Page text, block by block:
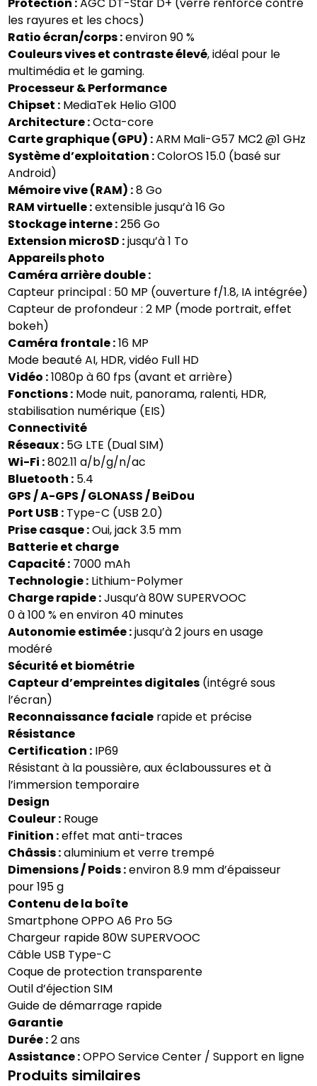
les rayures et les chocs)
Ratio écran/corps :environ 90 %
Couleurs vives et contraste élevé, idéal pour le
multimédia et le gaming.
Processeur & Performance
Chipset : MediaTek Helio G100
Architecture :Octa-core
Carte graphique (GPU) :ARM Mali-G57 MC2 @1 GHz
Système d’exploitation :ColorOS 15.0 (basé sur
Android)
Mémoire vive (RAM) :8 Go
RAM virtuelle :extensible jusqu’à 16 Go
Stockage interne :256 Go
Extension microSD :jusqu’à 1 To
Appareils photo
Caméra arrière double :
Capteur principal : 50 MP (ouverture f/1.8, IA intégrée)
Capteur de profondeur : 2 MP (mode portrait, effet
bokeh)
Caméra frontale :16 MP
Mode beauté AI, HDR, vidéo Full HD
Vidéo :1080p à 60 fps (avant et arrière)
Fonctions : Mode nuit, panorama, ralenti, HDR,
stabilisation numérique (EIS)
Connectivité
Réseaux : 5G LTE (Dual SIM)
Wi-Fi :802.11 a/b/g/n/ac
Bluetooth : 5.4
GPS / A-GPS / GLONASS / BeiDou
Port USB : Type-C (USB 2.0)
Prise casque :Oui, jack 3.5 mm
Batterie et charge
Capacité : 7000 mAh
Technologie : Lithium-Polymer
Charge rapide :Jusqu’à 80W SUPERVOOC
0 à 100 % en environ 40 minutes
Autonomie estimée :jusqu’à 2 jours en usage
modéré
Sécurité et biométrie
Capteur d’empreintes digitales (intégré sous
l’écran)
Reconnaissance faciale rapide et précise
Résistance
Certification : IP69
Résistant à la poussière, aux éclaboussures et à
l’immersion temporaire
Design
Couleur : Rouge
Finition :effet mat anti-traces
Châssis :aluminium et verre trempé
Dimensions / Poids :environ 8.9 mm d’épaisseur
pour 195 g
Contenu de la boîte
Smartphone OPPO A6 Pro 5G
Chargeur rapide 80W SUPERVOOC
Câble USB Type-C
Coque de protection transparente
Outil d’éjection SIM
Guide de démarrage rapide
Garantie
Durée :2 ans
Assistance :OPPO Service Center / Support en ligne
Produits similaires